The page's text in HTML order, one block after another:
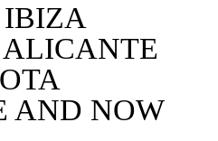
IBIZA
ALICANTE
AND NOW